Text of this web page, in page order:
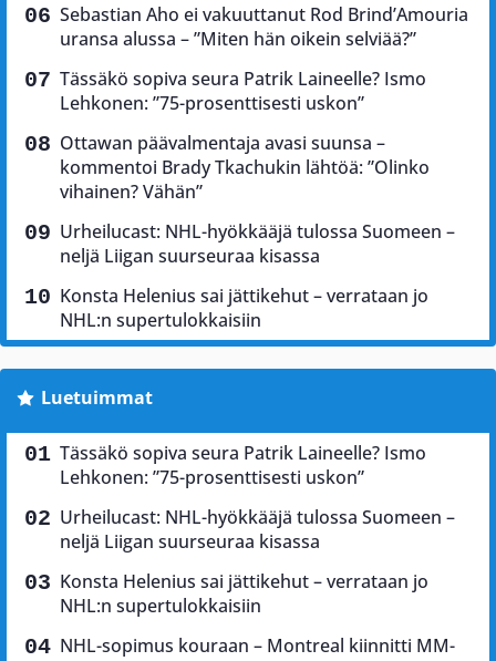
Sebastian Aho ei vakuuttanut Rod Brind’Amouria
uransa alussa – ”Miten hän oikein selviää?”
Tässäkö sopiva seura Patrik Laineelle? Ismo
Lehkonen: ”75-prosenttisesti uskon”
Ottawan päävalmentaja avasi suunsa –
kommentoi Brady Tkachukin lähtöä: ”Olinko
vihainen? Vähän”
Urheilucast: NHL-hyökkääjä tulossa Suomeen –
neljä Liigan suurseuraa kisassa
Konsta Helenius sai jättikehut – verrataan jo
NHL:n supertulokkaisiin
Luetuimmat
Tässäkö sopiva seura Patrik Laineelle? Ismo
Lehkonen: ”75-prosenttisesti uskon”
Urheilucast: NHL-hyökkääjä tulossa Suomeen –
neljä Liigan suurseuraa kisassa
Konsta Helenius sai jättikehut – verrataan jo
NHL:n supertulokkaisiin
NHL-sopimus kouraan – Montreal kiinnitti MM-